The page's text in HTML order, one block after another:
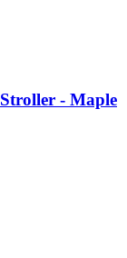
- Maple